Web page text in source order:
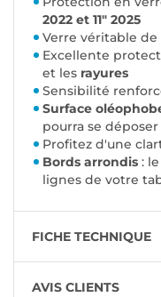
2022 et 11" 2025
Verre véritable de
Excellente
et les rayures
Sensibilité
Surface
pourra se déposer
Profitez d'une
Bords arrondis :
lignes de votre
FICHE TECHNIQUE
AVIS CLIENTS